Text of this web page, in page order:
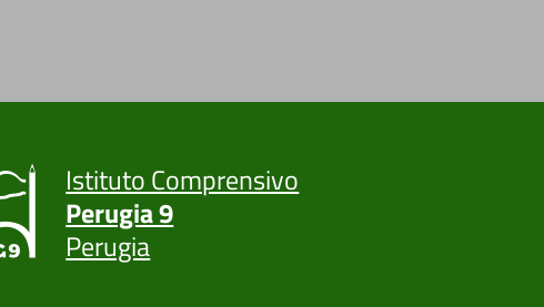
Istituto Comprensivo
Perugia 9
Perugia